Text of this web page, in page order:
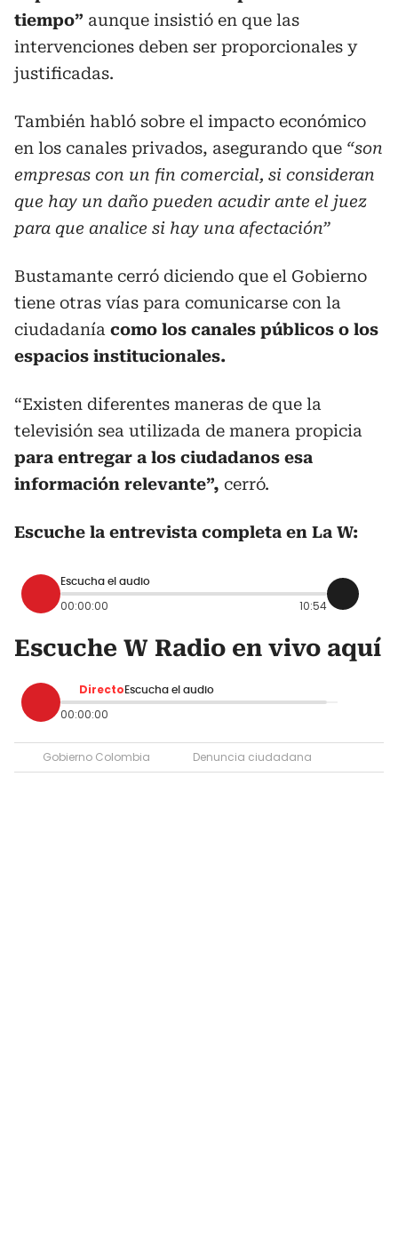
tiempo” aunque insistió en que las
intervenciones deben ser proporcionales y
justificadas.
También habló sobre el impacto económico
en los canales privados, asegurando que “son
empresas con un fin comercial, si consideran
que hay un daño pueden acudir ante el juez
para que analice si hay una afectación”
Bustamante cerró diciendo que el Gobierno
tiene otras vías para comunicarse con la
ciudadanía como los canales públicos o los
espacios institucionales.
“Existen diferentes maneras de que la
televisión sea utilizada de manera propicia
para entregar a los ciudadanos esa
información relevante”, cerró.
Escuche la entrevista completa en La W:
Escucha el audio
00:00:00 10:54
Escuche W Radio en vivo aquí
Directo Escucha el audio
00:00:00
Gobierno Colombia Denuncia ciudadana